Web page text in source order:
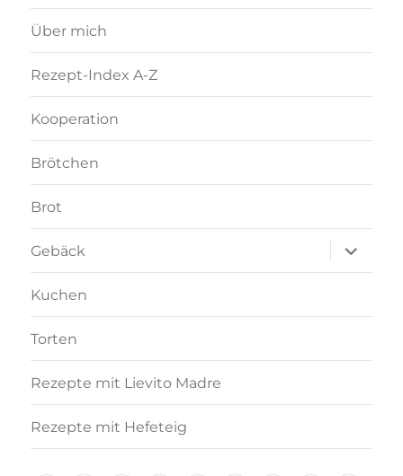
Über mich
Rezept-Index A-Z
Kooperation
Brötchen
Brot
Gebäck
anzeigen
Kuchen
Torten
Rezepte mit Lievito Madre
Rezepte mit Hefeteig